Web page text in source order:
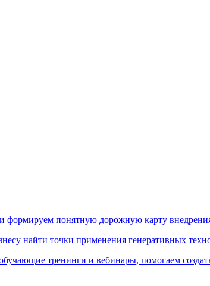
формируем понятную дорожную карту
найти точки применения генеративных
тренинги и вебинары, помогаем